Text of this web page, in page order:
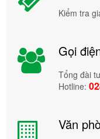
Kiểm tra
Gọi
Tổng đài
Hotline:
Văn